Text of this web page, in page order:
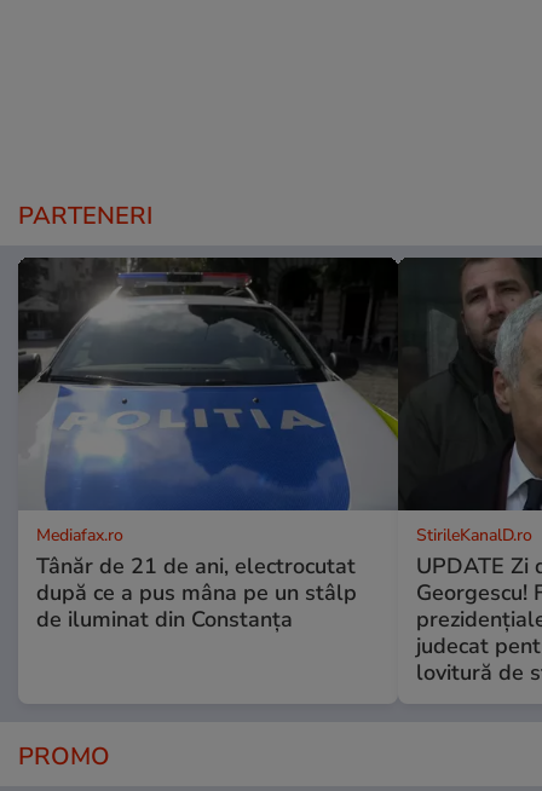
PARTENERI
Mediafax.ro
Tânăr de 21 de ani, electrocutat
după ce a pus mâna pe un stâlp
de iluminat din Constanța
StirileKanalD.ro
UPDATE Zi
Georgescu!
judecat
lovitură de
PROMO